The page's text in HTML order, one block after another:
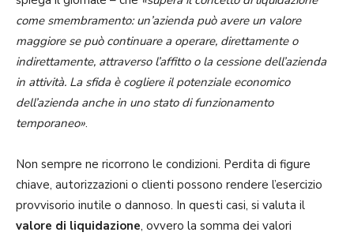
come smembramento: un’azienda può avere un valore
maggiore se può continuare a operare, direttamente o
indirettamente, attraverso l’affitto o la cessione dell’azienda
in attività. La sfida è cogliere il potenziale economico
dell’azienda anche in uno stato di funzionamento
temporaneo».
Non sempre ne ricorrono le condizioni. Perdita di figure
chiave, autorizzazioni o clienti possono rendere l’esercizio
provvisorio inutile o dannoso. In questi casi, si valuta il
valore di liquidazione, ovvero la somma dei valori